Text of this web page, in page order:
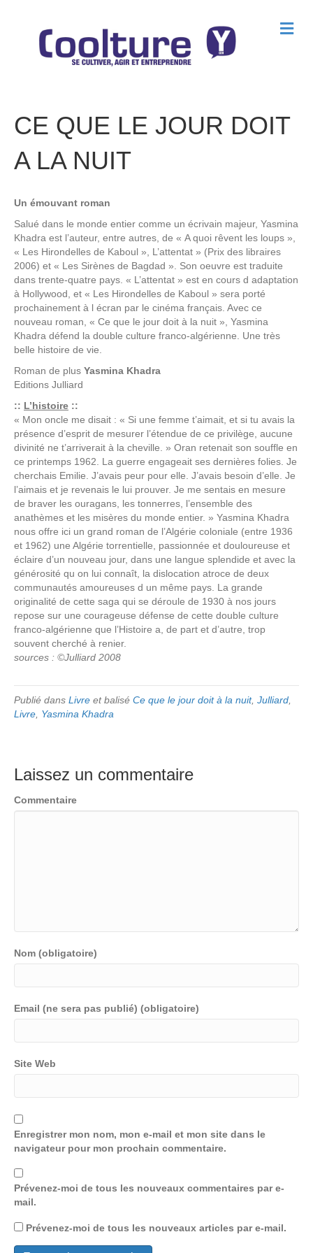
M
e
CE QUE LE JOUR DOIT
A LA NUIT
Un émouvant roman
Salué dans le monde entier comme un écrivain majeur, Yasmina
Khadra est l’auteur, entre autres, de « A quoi rêvent les loups »,
« Les Hirondelles de Kaboul », L’attentat » (Prix des libraires
2006) et « Les Sirènes de Bagdad ». Son oeuvre est traduite
dans trente-quatre pays. « L’attentat » est en cours d adaptation
à Hollywood, et « Les Hirondelles de Kaboul » sera porté
prochainement à l écran par le cinéma français. Avec ce
nouveau roman, « Ce que le jour doit à la nuit », Yasmina
Khadra défend la double culture franco-algérienne. Une très
belle histoire de vie.
Roman de plus Yasmina Khadra
Editions Julliard
:: L’histoire ::
« Mon oncle me disait : « Si une femme t’aimait, et si tu avais la
présence d’esprit de mesurer l’étendue de ce privilège, aucune
divinité ne t’arriverait à la cheville. » Oran retenait son souffle en
ce printemps 1962. La guerre engageait ses dernières folies. Je
cherchais Emilie. J’avais peur pour elle. J’avais besoin d’elle. Je
l’aimais et je revenais le lui prouver. Je me sentais en mesure
de braver les ouragans, les tonnerres, l’ensemble des
anathèmes et les misères du monde entier. » Yasmina Khadra
nous offre ici un grand roman de l’Algérie coloniale (entre 1936
et 1962) une Algérie torrentielle, passionnée et douloureuse et
éclaire d’un nouveau jour, dans une langue splendide et avec la
générosité qu on lui connaît, la dislocation atroce de deux
communautés amoureuses d un même pays. La grande
originalité de cette saga qui se déroule de 1930 à nos jours
repose sur une courageuse défense de cette double culture
franco-algérienne que l’Histoire a, de part et d’autre, trop
souvent cherché à renier.
sources : ©Julliard 2008
Publié dans Livre et balisé Ce que le jour doit à la nuit, Julliard
Livre Yasmina Khadra
Laissez un commentaire
Commentaire
Nom (obligatoire)
Email (ne sera pas publié) (obligatoire)
Site Web
Enregistrer mon nom, mon e-mail et mon site dans le
navigateur pour mon prochain commentaire.
Prévenez-moi de tous les nouveaux commentaires par e-
mail.
Prévenez-moi de tous les nouveaux articles par e-mail.